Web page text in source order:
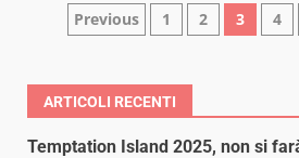
Paginazione
articoli
Previous 1 2 3 4
ARTICOLI RECENTI
Temptation Island 2025, non si